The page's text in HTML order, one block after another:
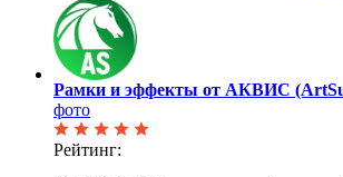
Рамки и эффекты от АКВИС
фото
Рейтинг: